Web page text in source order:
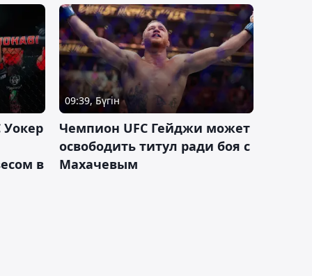
Уокер
в
09:39, Бүгін
Чемпион UFC Гейджи может
освободить титул ради боя с
Махачевым